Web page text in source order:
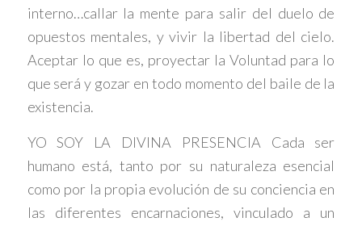
interno…callar la mente para salir del duelo de
opuestos mentales, y vivir la libertad del cielo.
Aceptar lo que es, proyectar la Voluntad para lo
que será y gozar en todo momento del baile de la
existencia.
YO SOY LA DIVINA PRESENCIA Cada ser
humano está, tanto por su naturaleza esencial
como por la propia evolución de su conciencia en
las diferentes encarnaciones, vinculado a un